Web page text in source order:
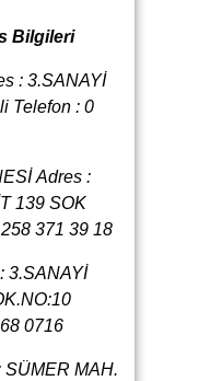
Bilgileri
: 3.SANAYİ
Telefon : 0
Adres :
139 SOK
371 39 18
3.SANAYİ
0716
SÜMER MAH.